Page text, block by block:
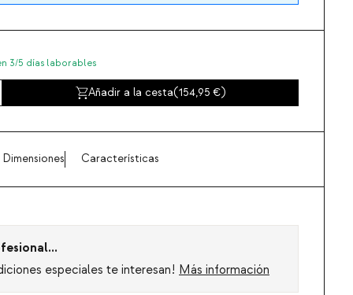
3/5 días laborables
Añadir a la cesta(154,95 )
Dimensiones Características
especiales te interesan! Más información